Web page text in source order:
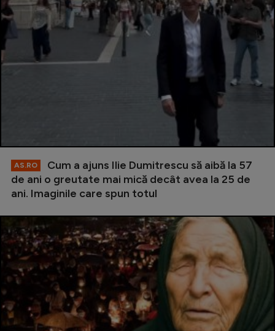
AS.RO
Cum a ajuns Ilie Dumitrescu să aibă la 57
de ani o greutate mai mică decât avea la 25 de
ani. Imaginile care spun totul